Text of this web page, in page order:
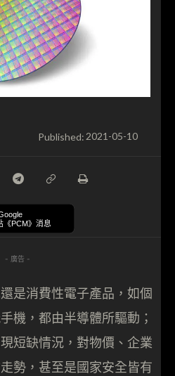
Published:2021-05-10
《PCM》消息
- 廣告 -
是消費性電子產品，如個
機，都由半導體所驅動；
短缺情況，對物價、企業
勢，甚至是國家安全皆有